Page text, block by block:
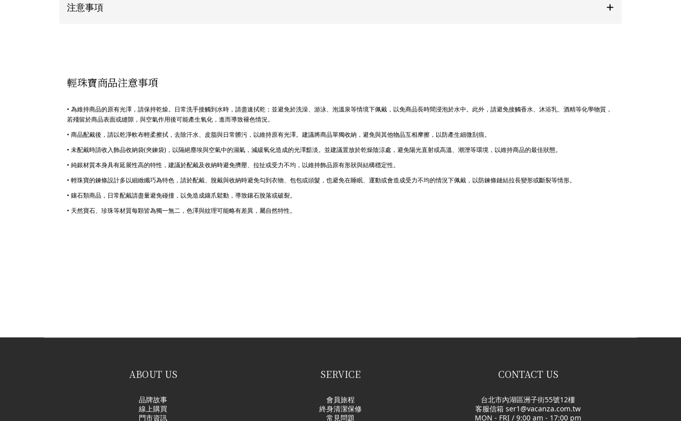
注意事項
輕珠寶商品注意事項
• 為維持商品的原有光澤，請保持乾燥。日常洗手接觸到水時，請盡速拭乾；並避免於洗澡、游泳、泡溫泉等情境下佩戴，以免商品長時間浸泡於水中。此外，請避免接觸香水、沐浴乳、酒精等化學物質，
若殘留於商品表面或縫隙，與空氣作用後可能產生氧化，進而導致褪色情況。
• 商品配戴後，請以乾淨軟布輕柔擦拭，去除汗水、皮脂與日常髒污，以維持原有光澤。建議將商品單獨收納，避免與其他物品互相摩擦，以防產生細微刮痕。
• 未配戴時請收入飾品收納袋(夾鍊袋)，以隔絕塵埃與空氣中的濕氣，減緩氧化造成的光澤黯淡。並建議置放於乾燥陰涼處，避免陽光直射或高溫、潮溼等環境，以維持商品的最佳狀態。
• 純銀材質本身具有延展性高的特性，建議於配戴及收納時避免擠壓、拉扯或受力不均，以維持飾品原有形狀與結構穩定性。
• 輕珠寶的鍊條設計多以細緻纖巧為特色，請於配戴、脫戴與收納時避免勾到衣物、包包或頭髮，也避免在睡眠、運動或會造成受力不均的情況下佩戴，以防鍊條鏈結拉長變形或斷裂等情形。
• 鑲石類商品，日常配戴請盡量避免碰撞，以免造成鑲爪鬆動，導致鑲石脫落或破裂。
• 天然寶石、珍珠等材質每顆皆為獨一無二，色澤與紋理可能略有差異，屬自然特性。
ABOUT US
品牌故事
線上購買
門市資訊
SERVICE
會員旅程
終身清潔保修
常見問題
CONTACT US
台北市內湖區洲子街55號12樓
客服信箱 ser1@vacanza.com.tw
MON - FRI / 9:00 am - 17:00 pm